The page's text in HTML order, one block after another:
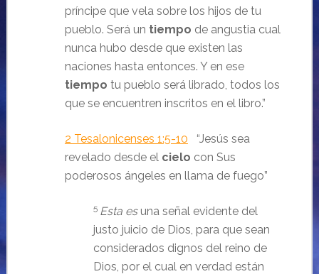
príncipe que vela sobre los hijos de tu
pueblo. Será un tiempo de angustia cual
nunca hubo desde que existen las
naciones hasta entonces. Y en ese
tiempo tu pueblo será librado, todos los
que se encuentren inscritos en el libro.”
2 Tesalonicenses 1:5-10 “Jesús sea
revelado desde el cielo con Sus
poderosos ángeles en llama de fuego”
5 Esta esuna señal evidente del
justo juicio de Dios, para que sean
considerados dignos del reino de
Dios, por el cual en verdad están